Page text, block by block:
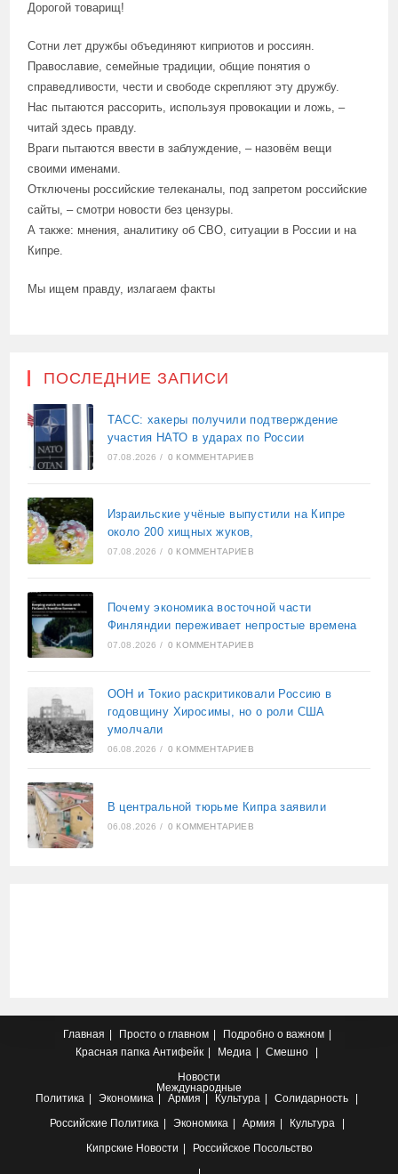
Дорогой товарищ!
Сотни лет дружбы объединяют киприотов и россиян.
Православие, семейные традиции, общие понятия о
справедливости, чести и свободе скрепляют эту дружбу.
Нас пытаются рассорить, используя провокации и ложь, –
читай здесь правду.
Враги пытаются ввести в заблуждение, – назовём вещи
своими именами.
Отключены российские телеканалы, под запретом российские
сайты, – смотри новости без цензуры.
А также: мнения, аналитику об СВО, ситуации в России и на
Кипре.
Мы ищем правду, излагаем факты
ПОСЛЕДНИЕ ЗАПИСИ
ТАСС: хакеры получили подтверждение
участия НАТО в ударах по России
07.08.2026 / 0 КОММЕНТАРИЕВ
Израильские учёные выпустили на Кипре
около 200 хищных жуков,
07.08.2026 / 0 КОММЕНТАРИЕВ
Почему экономика восточной части
Финляндии переживает непростые времена
07.08.2026 / 0 КОММЕНТАРИЕВ
ООН и Токио раскритиковали Россию в
годовщину Хиросимы, но о роли США
умолчали
06.08.2026 / 0 КОММЕНТАРИЕВ
В центральной тюрьме Кипра заявили
06.08.2026 / 0 КОММЕНТАРИЕВ
Главная Просто о главном
Подробно о важном
Красная папка Антифейк Медиа
Смешно
Новости
Международные
Политика
Экономика Армия Культура
Солидарность
Российские Политика Экономика Армия
Культура
Кипрские Новости Российское Посольство